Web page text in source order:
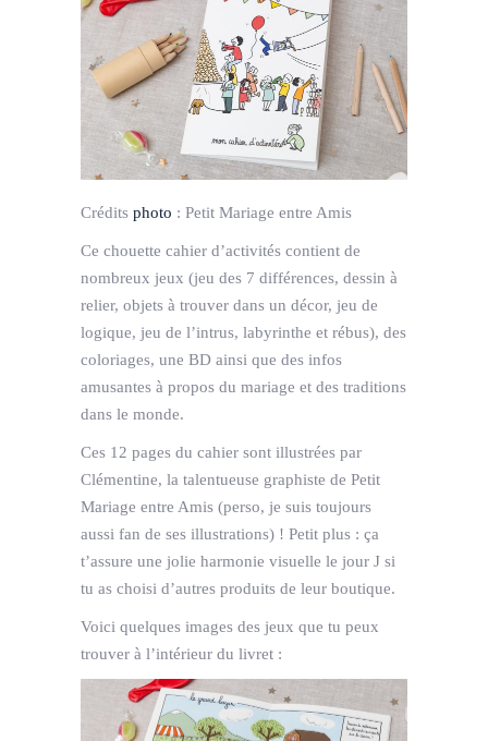
Crédits photo : Petit Mariage entre Amis
Ce chouette cahier d’activités contient de
nombreux jeux (jeu des 7 différences, dessin à
relier, objets à trouver dans un décor, jeu de
logique, jeu de l’intrus, labyrinthe et rébus), des
coloriages, une BD ainsi que des infos
amusantes à propos du mariage et des traditions
dans le monde.
Ces 12 pages du cahier sont illustrées par
Clémentine, la talentueuse graphiste de Petit
Mariage entre Amis (perso, je suis toujours
aussi fan de ses illustrations) ! Petit plus : ça
t’assure une jolie harmonie visuelle le jour J si
tu as choisi d’autres produits de leur boutique.
Voici quelques images des jeux que tu peux
trouver à l’intérieur du livret :